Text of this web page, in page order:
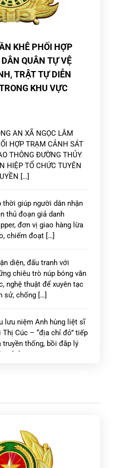
KHÊ PHỐI HỢP
QUÂN TỰ VỆ
TRẬT TỰ DIỄN
KHU VỰC
AN XÃ NGỌC LÂM
HỢP TRẠM CẢNH SÁT
THÔNG ĐƯỜNG THỦY
HIỆP TỔ CHỨC TUYÊN
[…]
thời giúp người dân nhận
thủ đoạn giả danh
đơn vị giao hàng lừa
chiếm đoạt […]
diện, đấu tranh với
chiêu trò núp bóng văn
nghệ thuật để xuyên tạc
sử, chống […]
lưu niệm Anh hùng liệt sĩ
Thị Cúc – “địa chỉ đỏ” tiếp
truyền thống, bồi đắp lý
[…]
từ Khu lưu niệm Anh
HUY TRUYỀN THỐNG
VẺ VANG, XÂY DỰNG
LƯỢNG CẢNH SÁT KINH